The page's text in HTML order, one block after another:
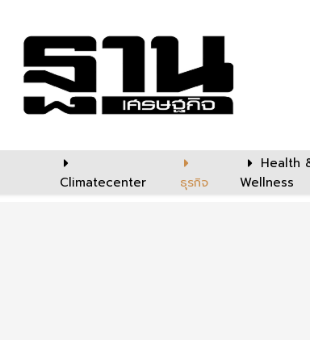
Climatecenter ธุรกิจ
Health
Wellness